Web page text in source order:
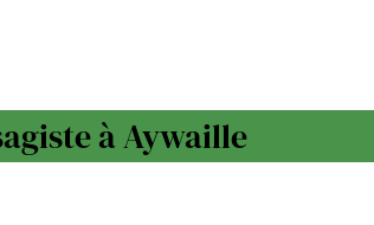
à Aywaille